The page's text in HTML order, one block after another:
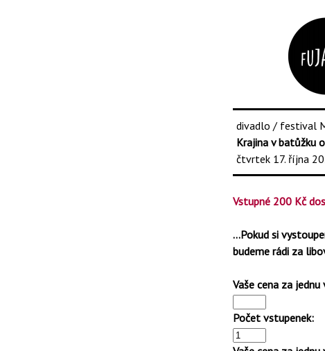
divadlo / festival
Krajina v batůžku
čtvrtek 17. října
Vstupné 200 Kč
…Pokud si
budeme rádi za
Vaše cena za
Počet vstupenek: